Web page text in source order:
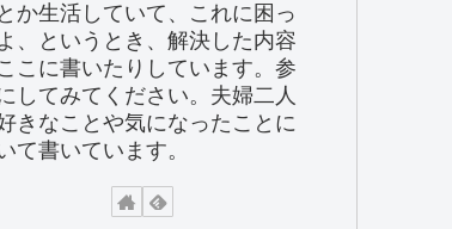
か生活していて、これに困っ
、というとき、解決した内容
こに書いたりしています。参
してみてください。夫婦二人
きなことや気になったことに
て書いています。